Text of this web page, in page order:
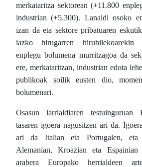
merkataritza sektorean (+11.800
industrian (+5.300). Lanaldi osoko
izan da eta sektore pribatuaren
iazko hirugarren hiruhilekoarekin
enplegu bolumena murritzagoa da
ere, merkataritzan, industrian edota
publikoak soilik eusten dio,
bolumenari.
Osasun larrialdiaren testuinguruan
tasaren igoera nagusitzen ari da.
ari da Italian eta Portugalen, eta
Alemanian, Kroazian eta
arabera Europako herrialdeen